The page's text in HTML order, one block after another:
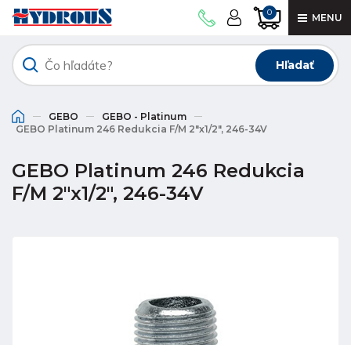
0 MENU
Hľadať
GEBO
GEBO - Platinum
GEBO Platinum 246 Redukcia F/M 2"x1/2", 246-34V
GEBO Platinum 246 Redukcia
F/M 2"x1/2", 246-34V